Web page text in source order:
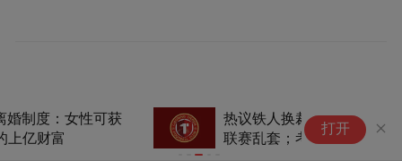
热议铁人换裁判声明：换了就会
联赛乱套；考验单丹奥心态
打开